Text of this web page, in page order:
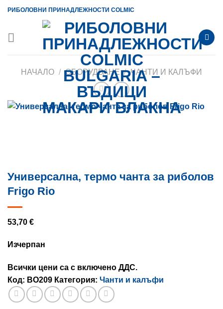
SkipРИБОЛОВНИ ПРИНАДЛЕЖНОСТИ COLMIC
НАЧАЛО / ОБОРУДВАНЕ / ЧАНТИ И КАЛЪФИ
Универсална, термо чанта за риболов
Frigo Rio
53,70 €
Изчерпан
Всички цени са с включено ДДС.
Код: BO209 Категория: Чанти и калъфи